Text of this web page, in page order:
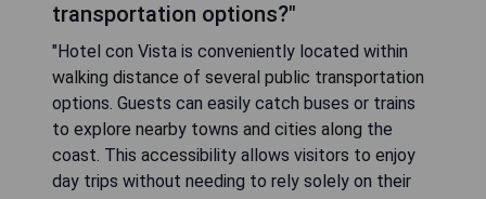
transportation options?"
"Hotel con Vista is conveniently located within
walking distance of several public transportation
options. Guests can easily catch buses or trains
to explore nearby towns and cities along the
coast. This accessibility allows visitors to enjoy
day trips without needing to rely solely on their